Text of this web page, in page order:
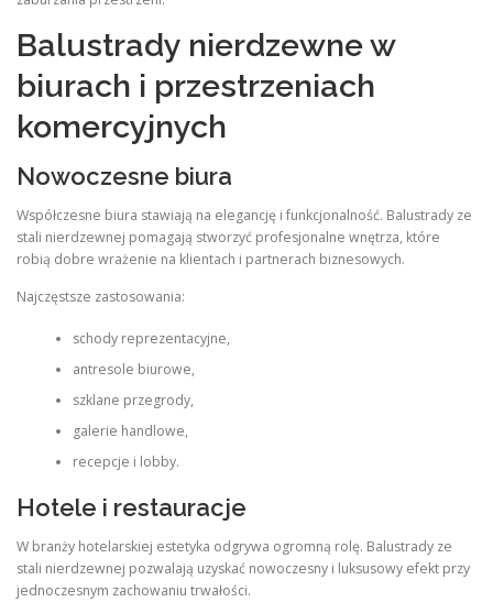
Balustrady nierdzewne w
biurach i przestrzeniach
komercyjnych
Nowoczesne biura
Współczesne biura stawiają na elegancję i funkcjonalność. Balustrady ze
stali nierdzewnej pomagają stworzyć profesjonalne wnętrza, które
robią dobre wrażenie na klientach i partnerach biznesowych.
Najczęstsze zastosowania:
schody reprezentacyjne,
antresole biurowe,
szklane przegrody,
galerie handlowe,
recepcje i lobby.
Hotele i restauracje
W branży hotelarskiej estetyka odgrywa ogromną rolę. Balustrady ze
stali nierdzewnej pozwalają uzyskać nowoczesny i luksusowy efekt przy
jednoczesnym zachowaniu trwałości.